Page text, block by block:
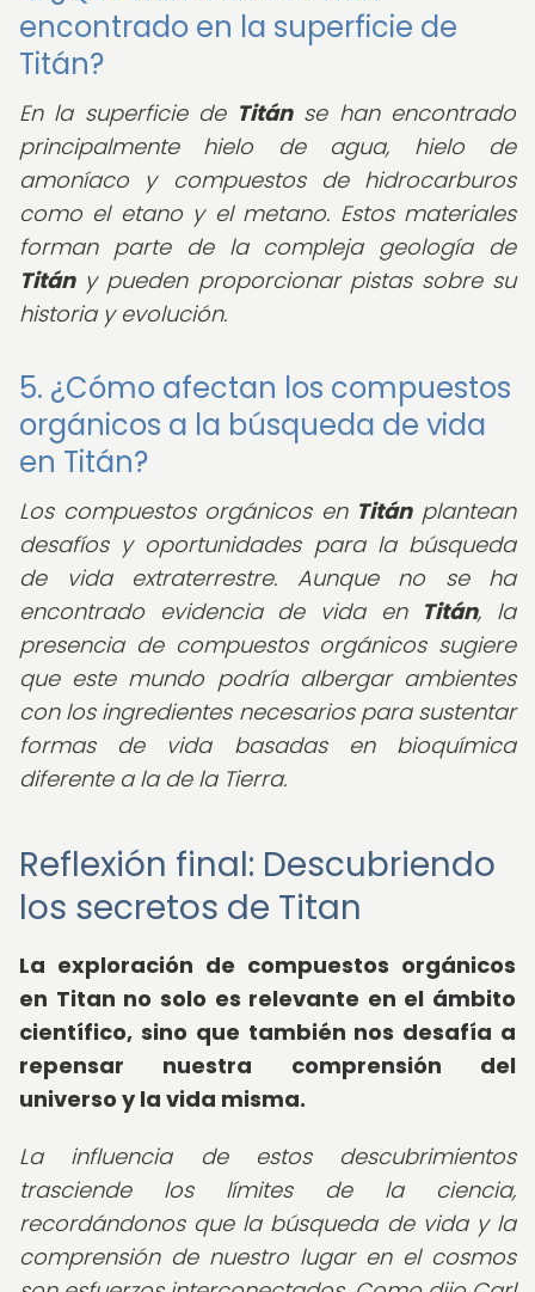
encontrado en la superficie de
Titán?
En la superficie de Titánse han encontrado
principalmente hielo de agua, hielo de
amoníaco y compuestos de hidrocarburos
como el etano y el metano. Estos materiales
forman parte de la compleja geología de
Titány pueden proporcionar pistas sobre su
historia y evolución.
5. ¿Cómo afectan los compuestos
orgánicos a la búsqueda de vida
en Titán?
Los compuestos orgánicos en Titánplantean
desafíos y oportunidades para la búsqueda
de vida extraterrestre. Aunque no se ha
encontrado evidencia de vida en Titán, la
presencia de compuestos orgánicos sugiere
que este mundo podría albergar ambientes
con los ingredientes necesarios para sustentar
formas de vida basadas en bioquímica
diferente a la de la Tierra.
Reflexión final: Descubriendo
los secretos de Titan
La exploración de compuestos orgánicos
en Titan no solo es relevante en el ámbito
científico, sino que también nos desafía a
repensar nuestra comprensión del
universo y la vida misma.
La influencia de estos descubrimientos
trasciende los límites de la ciencia,
recordándonos que la búsqueda de vida y la
comprensión de nuestro lugar en el cosmos